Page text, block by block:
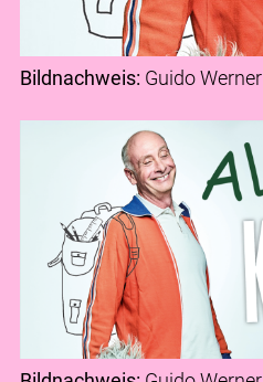
Bildnachweis: Guido Werner